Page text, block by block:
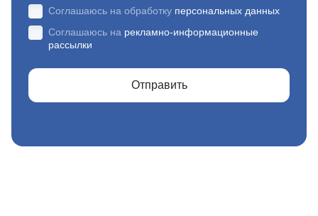
Соглашаюсь на обработку персональных данных
Соглашаюсь на рекламно-информационные
рассылки
Отправить